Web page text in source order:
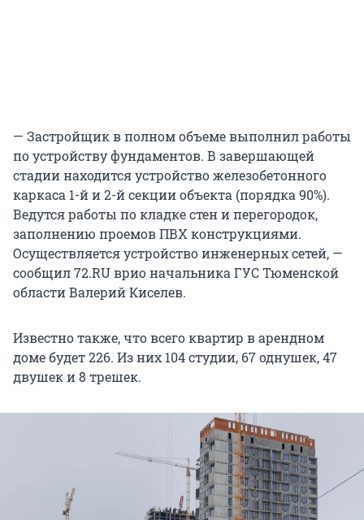
— Застройщик в полном объеме выполнил работы
по устройству фундаментов. В завершающей
стадии находится устройство железобетонного
каркаса 1-й и 2-й секции объекта (порядка 90%).
Ведутся работы по кладке стен и перегородок,
заполнению проемов ПВХ конструкциями.
Осуществляется устройство инженерных сетей, —
сообщил 72.RU врио начальника ГУС Тюменской
области Валерий Киселев.
Известно также, что всего квартир в арендном
доме будет 226. Из них 104 студии, 67 однушек, 47
двушек и 8 трешек.